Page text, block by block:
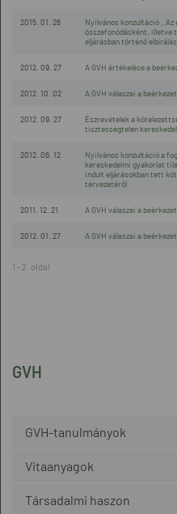
GVH
GVH-tanulmányok
Vitaanyagok
Társadalmi haszon
2015. 01. 26
Nyilvános konzultáció ,,Az
összefonódásként, illetve
eljárásban történő
2012. 09. 27 A GVH értékelése a
2012. 10. 02 A GVH válaszai a
2012. 09. 27
Észrevételek a
tisztességtelen
2012. 06. 12
Nyilvános konzultáció a
kereskedelmi gyakorlat
indult eljárásokban tett
tervezetéről
2011. 12. 21 A GVH válaszai a
2012. 01. 27 A GVH válaszai a
1 - 2. oldal